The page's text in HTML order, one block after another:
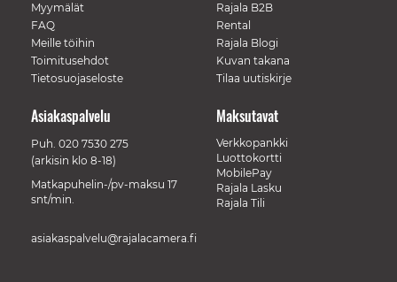
Myymälät
FAQ
Meille töihin
Toimitusehdot
Tietosuojaseloste
Rajala B2B
Rental
Rajala Blogi
Kuvan takana
Tilaa uutiskirje
Maksutavat
Verkkopankki
Luottokortti
MobilePay
Rajala Lasku
Rajala Tili
Asiakaspalvelu
Puh. 020 7530 275
(arkisin klo 8-18)
Matkapuhelin-/pv-maksu 17
snt/min.
asiakaspalvelu@rajalacamera.fi